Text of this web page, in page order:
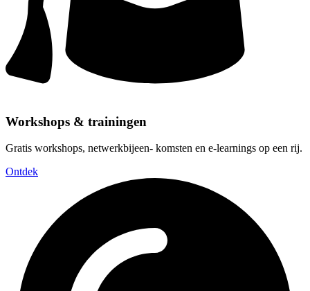
Workshops & trainingen
Gratis workshops, netwerkbijeen- komsten en e-learnings op een rij.
Ontdek